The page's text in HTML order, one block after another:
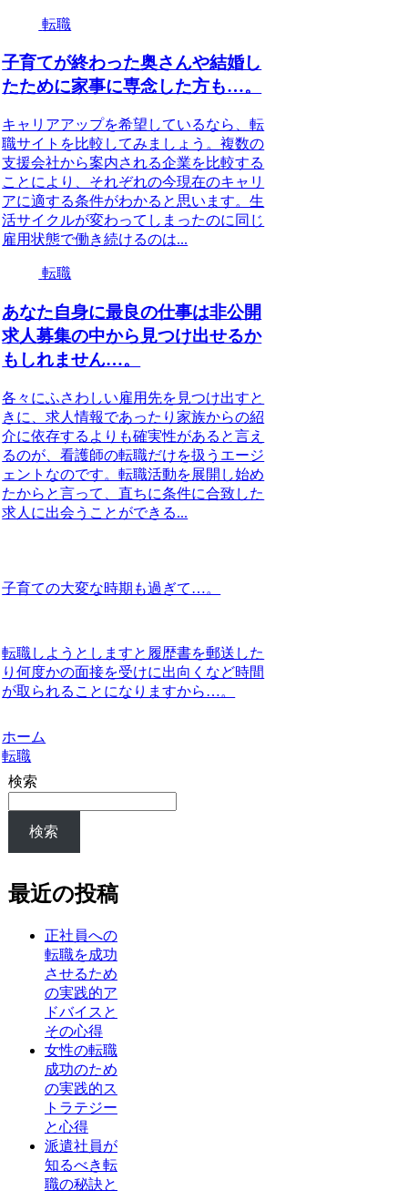
転職
子育てが終わった奥さんや結婚し
たために家事に専念した方も…。
キャリアアップを希望しているなら、転
職サイトを比較してみましょう。複数の
支援会社から案内される企業を比較する
ことにより、それぞれの今現在のキャリ
アに適する条件がわかると思います。生
活サイクルが変わってしまったのに同じ
雇用状態で働き続けるのは...
転職
あなた自身に最良の仕事は非公開
求人募集の中から見つけ出せるか
もしれません…。
各々にふさわしい雇用先を見つけ出すと
きに、求人情報であったり家族からの紹
介に依存するよりも確実性があると言え
るのが、看護師の転職だけを扱うエージ
ェントなのです。転職活動を展開し始め
たからと言って、直ちに条件に合致した
求人に出会うことができる...
子育ての大変な時期も過ぎて…。
転職しようとしますと履歴書を郵送した
り何度かの面接を受けに出向くなど時間
が取られることになりますから…。
ホーム
転職
検索
検索
最近の投稿
正社員への
転職を成功
させるため
の実践的ア
ドバイスと
その心得
女性の転職
成功のため
の実践的ス
トラテジー
と心得
派遣社員が
知るべき転
職の秘訣と